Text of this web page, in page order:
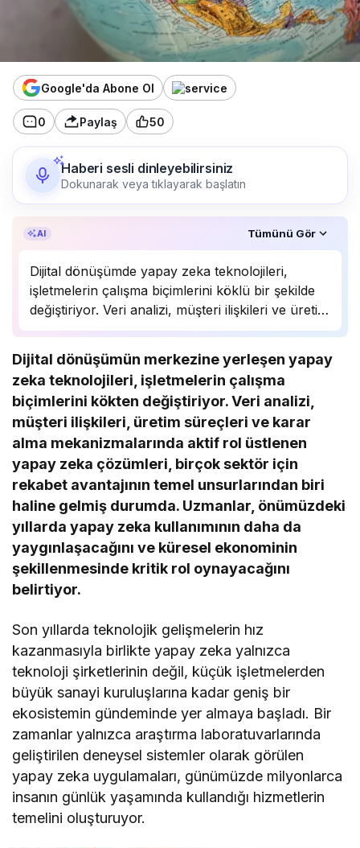
Google'da Abone Ol
0 Paylaş 50
Haberi sesli dinleyebilirsiniz
Dokunarak veya tıklayarak başlatın
AI Tümünü Gör
Dijital dönüşümde yapay zeka teknolojileri,
işletmelerin çalışma biçimlerini köklü bir şekilde
değiştiriyor. Veri analizi, müşteri ilişkileri ve üretim
süreçlerinde önemli bir rol oynayan yapay zeka,
Uzmanlar, bu teknolojinin önümüzdeki yıllarda
daha da yaygınlaşarak…
Dijital dönüşümün merkezine yerleşen yapay
zeka teknolojileri, işletmelerin çalışma
biçimlerini kökten değiştiriyor. Veri analizi,
müşteri ilişkileri, üretim süreçleri ve karar
alma mekanizmalarında aktif rol üstlenen
yapay zeka çözümleri, birçok sektör için
rekabet avantajının temel unsurlarından biri
haline gelmiş durumda. Uzmanlar, önümüzdeki
yıllarda yapay zeka kullanımının daha da
yaygınlaşacağını ve küresel ekonominin
şekillenmesinde kritik rol oynayacağını
belirtiyor.
Son yıllarda teknolojik gelişmelerin hız
kazanmasıyla birlikte yapay zeka yalnızca
teknoloji şirketlerinin değil, küçük işletmelerden
büyük sanayi kuruluşlarına kadar geniş bir
ekosistemin gündeminde yer almaya başladı. Bir
zamanlar yalnızca araştırma laboratuvarlarında
geliştirilen deneysel sistemler olarak görülen
yapay zeka uygulamaları, günümüzde milyonlarca
insanın günlük yaşamında kullandığı hizmetlerin
temelini oluşturuyor.